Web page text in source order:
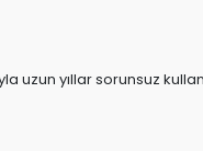
yıllar sorunsuz